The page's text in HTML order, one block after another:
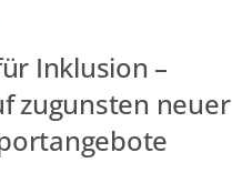
Inklusion –
zugunsten neuer